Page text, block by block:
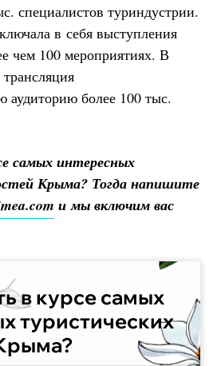
специалистов туриндустрии.
в себя выступления
чем 100 мероприятиях. В
аудиторию более 100 тыс.
самых интересных
Крыма? Тогда напишите
и мы включим вас
в курсе самых
туристических